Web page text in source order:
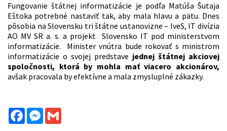
Fungovanie štátnej informatizácie je podľa Matúša Šutaja
Eštoka potrebné nastaviť tak, aby mala hlavu a pätu. Dnes
pôsobia na Slovensku tri štátne ustanovizne – IveS, IT divízia
AO MV SR a. s. a projekt Slovensko IT pod ministerstvom
informatizácie. Minister vnútra bude rokovať s ministrom
informatizácie o svojej predstave jednej štátnej akciovej
spoločnosti, ktorá by mohla mať viacero akcionárov,
avšak pracovala by efektívne a mala zmysluplné zákazky.
FacebookMessenger